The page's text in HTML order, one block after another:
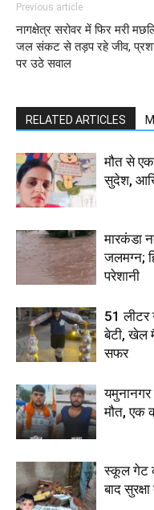
Previous article
नागक्षेत्र सरोवर में फिर मरी
जल संकट से तड़प रहे जीव,
पर उठे सवाल
RELATED ARTICLES
मौत से एक
सुदेश,
मारकंडा
जलमग्न;
परेशानी
51 लीटर
बेटी, खेल
सफर
मौत, एक
स्कूल गेट
बाद